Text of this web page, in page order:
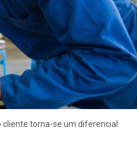
torna-se um diferencial